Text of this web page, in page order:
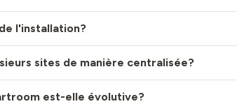
l'installation?
sites de manière centralisée?
est-elle évolutive?